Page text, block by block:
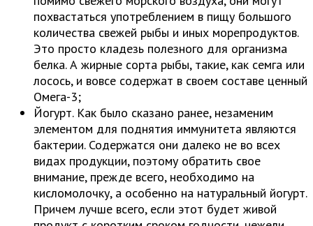
похвастаться употреблением в пищу большого
количества свежей рыбы и иных морепродуктов.
Это просто кладезь полезного для организма
белка. А жирные сорта рыбы, такие, как семга или
лосось, и вовсе содержат в своем составе ценный
Омега-3;
Йогурт. Как было сказано ранее, незаменим
элементом для поднятия иммунитета являются
бактерии. Содержатся они далеко не во всех
видах продукции, поэтому обратить свое
внимание, прежде всего, необходимо на
кисломолочку, а особенно на натуральный йогурт.
Причем лучше всего, если этот будет живой